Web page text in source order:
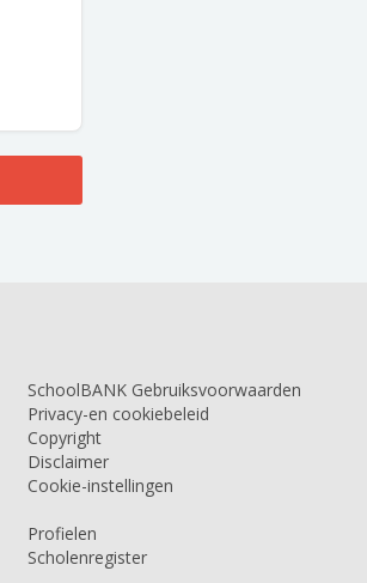
SchoolBANK Gebruiksvoorwaarden
Privacy-en cookiebeleid
Copyright
Disclaimer
Cookie-instellingen
Profielen
Scholenregister